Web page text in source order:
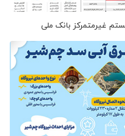
غیرمتمرکز بانک ملی